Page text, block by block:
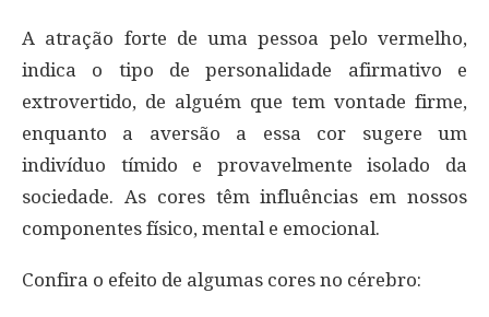
A atração forte de uma pessoa pelo vermelho,
indica o tipo de personalidade afirmativo e
extrovertido, de alguém que tem vontade firme,
enquanto a aversão a essa cor sugere um
indivíduo tímido e provavelmente isolado da
sociedade. As cores têm influências em nossos
componentes físico, mental e emocional.
Confira o efeito de algumas cores no cérebro: